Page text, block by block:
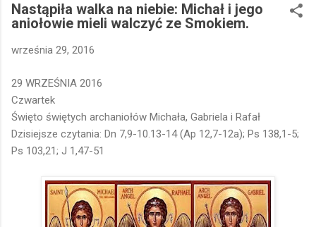
Nastąpiła walka na niebie: Michał i jego
aniołowie mieli walczyć ze Smokiem.
września 29, 2016
29 WRZEŚNIA 2016
Czwartek
Święto świętych archaniołów Michała, Gabriela i Rafał
Dzisiejsze czytania: Dn 7,9-10.13-14 (Ap 12,7-12a); Ps 138,1-5;
Ps 103,21; J 1,47-51